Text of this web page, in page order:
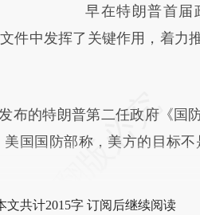
早在特朗普首届
件中发挥了关键作用，着力
的特朗普第二任政府《国
国国防部称，美方的目标不
文共计2015字 订阅后继续阅读